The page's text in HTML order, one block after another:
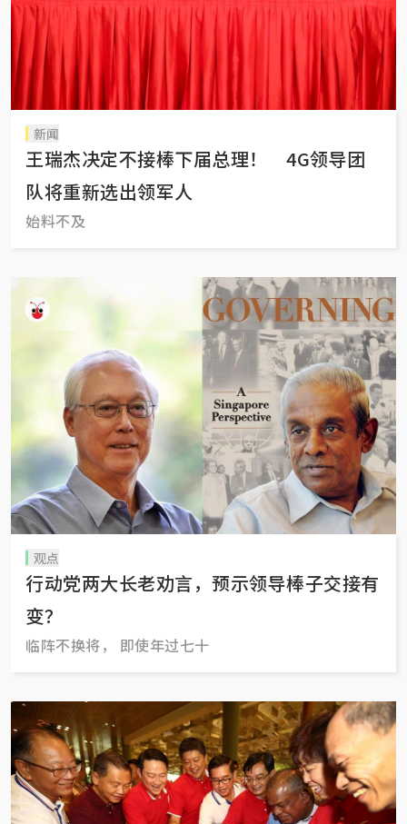
新闻
王瑞杰决定不接棒下届总理！ 4G领导团
队将重新选出领军人
始料不及
观点
行动党两大长老劝言，预示领导棒子交接有
变？
临阵不换将， 即使年过七十